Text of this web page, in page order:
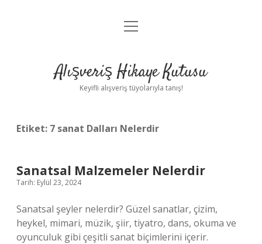
Anasayfa
Yasal Uyarı
menüyü
Alışveriş Hikaye Kutusu
Keyifli alışveriş tüyolarıyla tanış!
Etiket: 7 sanat Dalları Nelerdir
Sanatsal Malzemeler Nelerdir
Tarih: Eylül 23, 2024
Sanatsal şeyler nelerdir? Güzel sanatlar, çizim,
heykel, mimari, müzik, şiir, tiyatro, dans, okuma ve
oyunculuk gibi çeşitli sanat biçimlerini içerir.